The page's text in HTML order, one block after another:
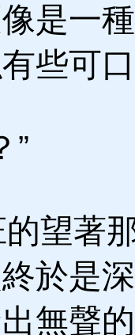
是一
些可
”
望著
於是
無聲